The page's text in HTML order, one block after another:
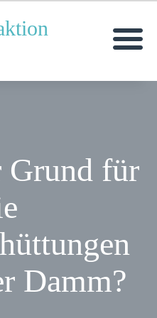
Grund für
Damm?
&